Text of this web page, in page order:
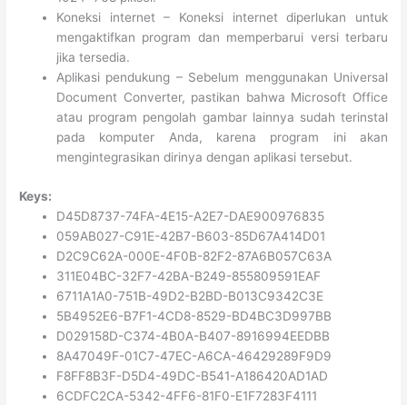
Koneksi internet – Koneksi internet diperlukan untuk
mengaktifkan program dan memperbarui versi terbaru
jika tersedia.
Aplikasi pendukung – Sebelum menggunakan Universal
Document Converter, pastikan bahwa Microsoft Office
atau program pengolah gambar lainnya sudah terinstal
pada komputer Anda, karena program ini akan
mengintegrasikan dirinya dengan aplikasi tersebut.
Keys:
D45D8737-74FA-4E15-A2E7-DAE900976835
059AB027-C91E-42B7-B603-85D67A414D01
D2C9C62A-000E-4F0B-82F2-87A6B057C63A
311E04BC-32F7-42BA-B249-855809591EAF
6711A1A0-751B-49D2-B2BD-B013C9342C3E
5B4952E6-B7F1-4CD8-8529-BD4BC3D997BB
D029158D-C374-4B0A-B407-8916994EEDBB
8A47049F-01C7-47EC-A6CA-46429289F9D9
F8FF8B3F-D5D4-49DC-B541-A186420AD1AD
6CDFC2CA-5342-4FF6-81F0-E1F7283F4111